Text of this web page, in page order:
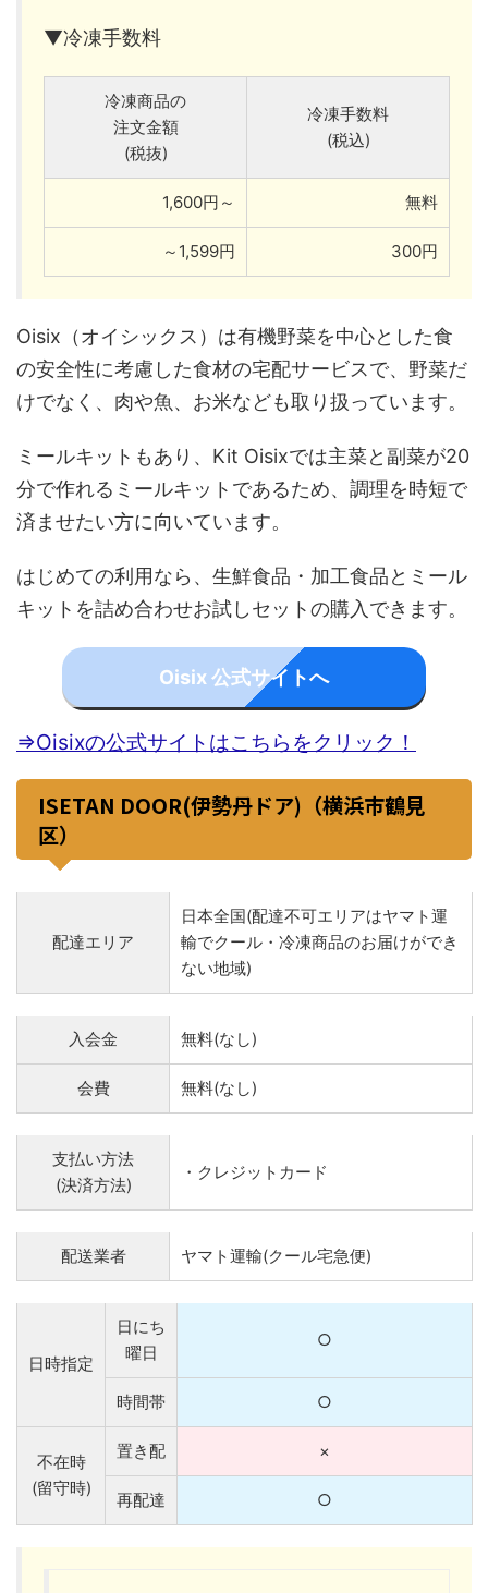
▼冷凍手数料
冷凍商品の
注文金額
(税抜)
冷凍手数料
(税込)
1,600円～ 無料
～1,599円 300円
Oisix（オイシックス）は有機野菜を中心とした食
の安全性に考慮した食材の宅配サービスで、野菜だ
けでなく、肉や魚、お米なども取り扱っています。
ミールキットもあり、Kit Oisixでは主菜と副菜が20
分で作れるミールキットであるため、調理を時短で
済ませたい方に向いています。
はじめての利用なら、生鮮食品・加工食品とミール
キットを詰め合わせお試しセットの購入できます。
Oisix 公式サイトへ
⇒Oisixの公式サイトはこちらをクリック！
ISETAN DOOR(伊勢丹ドア)（横浜市鶴見
区）
配達エリア
日本全国(配達不可エリアはヤマト運
輸でクール・冷凍商品のお届けができ
ない地域)
入会金 無料(なし)
会費 無料(なし)
支払い方法
(決済方法)
・クレジットカード
配送業者 ヤマト運輸(クール宅急便)
日時指定
日にち
曜日
○
時間帯 ○
不在時
(留守時)
置き配 ×
再配達 ○